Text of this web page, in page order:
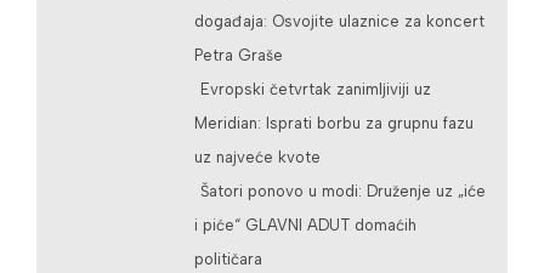
događaja: Osvojite ulaznice za koncert
Petra Graše
Evropski četvrtak zanimljiviji uz
Meridian: Isprati borbu za grupnu fazu
uz najveće kvote
Šatori ponovo u modi: Druženje uz „iće
i piće“ GLAVNI ADUT domaćih
političara